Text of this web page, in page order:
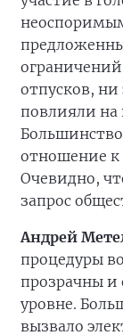
отпусков,
повлияли на
отношение к
Очевидно,
запрос
Андрей
процедуры
прозрачны и
уровне.
вызвало